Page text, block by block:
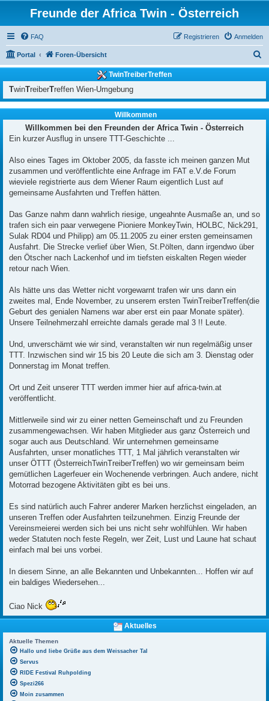
Freunde der Africa Twin - Österreich
FAQ Anmelden
Registrieren
Portal Foren-Übersicht
u
c
h
TwinTreiberTreffen
TwinTreiberTreffen Wien-Umgebung
Willkommen
Willkommen bei den Freunden der Africa Twin - Österreich
Ein kurzer Ausflug in unsere TTT-Geschichte ...
Also eines Tages im Oktober 2005, da fasste ich meinen ganzen Mut
zusammen und veröffentlichte eine Anfrage im FAT e.V.de Forum
wieviele registrierte aus dem Wiener Raum eigentlich Lust auf
gemeinsame Ausfahrten und Treffen hätten.
Das Ganze nahm dann wahrlich riesige, ungeahnte Ausmaße an, und so
trafen sich ein paar verwegene Pioniere MonkeyTwin, HOLBC, Nick291,
Sulak RD04 und Philipp) am 05.11.2005 zu einer ersten gemeinsamen
Ausfahrt. Die Strecke verlief über Wien, St.Pölten, dann irgendwo über
den Ötscher nach Lackenhof und im tiefsten eiskalten Regen wieder
retour nach Wien.
Als hätte uns das Wetter nicht vorgewarnt trafen wir uns dann ein
zweites mal, Ende November, zu unserem ersten TwinTreiberTreffen(die
Geburt des genialen Namens war aber erst ein paar Monate später).
Unsere Teilnehmerzahl erreichte damals gerade mal 3 !! Leute.
Und, unverschämt wie wir sind, veranstalten wir nun regelmäßig unser
TTT. Inzwischen sind wir 15 bis 20 Leute die sich am 3. Dienstag oder
Donnerstag im Monat treffen.
Ort und Zeit unserer TTT werden immer hier auf africa-twin.at
veröffentlicht.
Mittlerweile sind wir zu einer netten Gemeinschaft und zu Freunden
zusammengewachsen. Wir haben Mitglieder aus ganz Österreich und
sogar auch aus Deutschland. Wir unternehmen gemeinsame
Ausfahrten, unser monatliches TTT, 1 Mal jährlich veranstalten wir
unser ÖTTT (ÖsterreichTwinTreiberTreffen) wo wir gemeinsam beim
gemütlichen Lagerfeuer ein Wochenende verbringen. Auch andere, nicht
Motorrad bezogene Aktivitäten gibt es bei uns.
Es sind natürlich auch Fahrer anderer Marken herzlichst eingeladen, an
unseren Treffen oder Ausfahrten teilzunehmen. Einzig Freunde der
Vereinsmeierei werden sich bei uns nicht sehr wohlfühlen. Wir haben
weder Statuten noch feste Regeln, wer Zeit, Lust und Laune hat schaut
einfach mal bei uns vorbei.
In diesem Sinne, an alle Bekannten und Unbekannten... Hoffen wir auf
ein baldiges Wiedersehen...
Ciao Nick
Aktuelles
Aktuelle Themen
Hallo und liebe Grüße aus dem Weissacher Tal
Servus
RIDE Festival Ruhpolding
Spezi266
Moin zusammen